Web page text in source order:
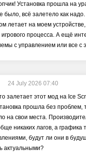
Установка прошла на
было, всё залетело как
летает на моем устройстве,
процесса. А ещё
с управлением или все с
24 July 2026 07:40
залетает этот мод на Ice
прошла без проблем,
на свои места.
никаких лагов, а графика
будут ли они в
актуальными?